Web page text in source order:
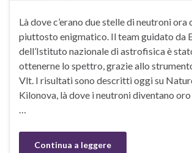
Là dove c’erano due stelle di neutroni ora
piuttosto enigmatico. Il team guidato da
dell’Istituto nazionale di astrofisica è
ottenerne lo spettro, grazie allo
Vlt. I risultati sono descritti oggi su
Kilonova, là dove i neutroni diventano
…
Continua a leggere